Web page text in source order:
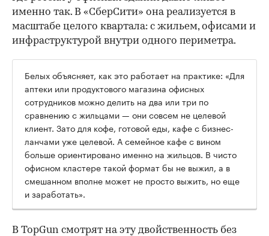
именно так. В «СберСити» она реализуется в
масштабе целого квартала: с жильем, офисами и
инфраструктурой внутри одного периметра.
Белых объясняет, как это работает на практике: «Для
аптеки или продуктового магазина офисных
сотрудников можно делить на два или три по
сравнению с жильцами — они совсем не целевой
клиент. Зато для кофе, готовой еды, кафе с бизнес-
ланчами уже целевой. А семейное кафе с вином
больше ориентировано именно на жильцов. В чисто
офисном кластере такой формат бы не выжил, а в
смешанном вполне может не просто выжить, но еще
и заработать».
В TopGun смотрят на эту двойственность без